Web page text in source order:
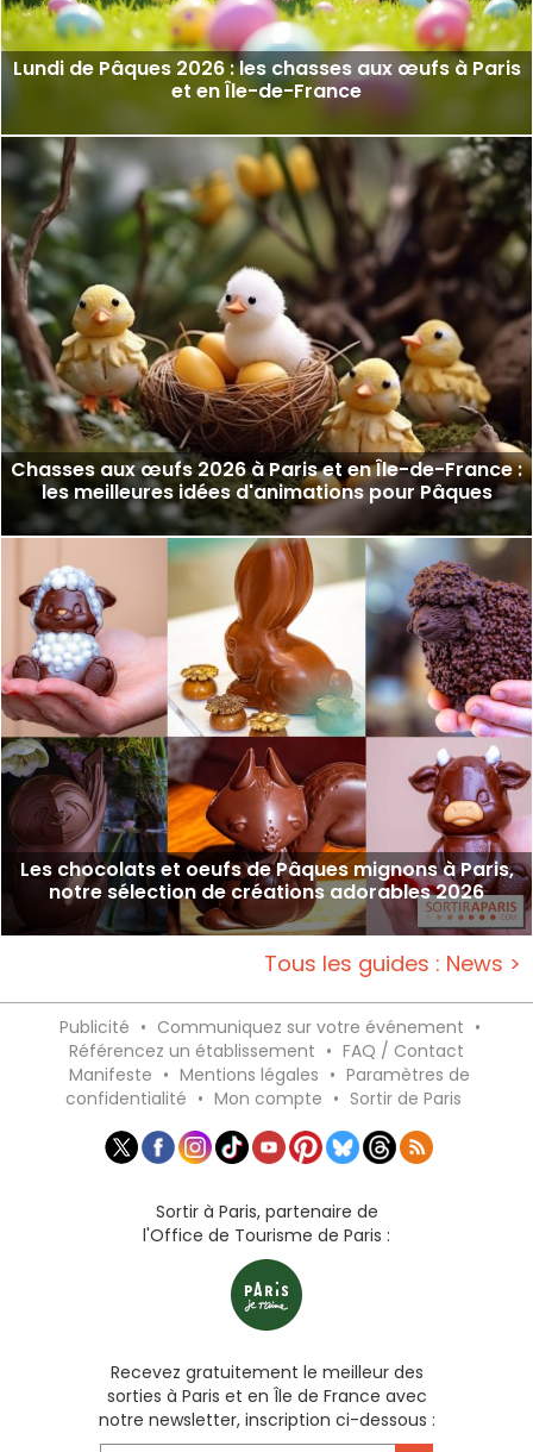
Lundi de Pâques 2026 : les chasses aux œufs à Paris
et en Île-de-France
Chasses aux œufs 2026 à Paris et en Île-de-France :
les meilleures idées d'animations pour Pâques
Les chocolats et oeufs de Pâques mignons à Paris,
notre sélection de créations adorables 2026
Tous les guides : News >
Publicité • Communiquez sur votre événement •
Référencez un établissement • FAQ / Contact
Manifeste • Mentions légales • Paramètres de
confidentialité • Mon compte • Sortir de Paris
Sortir à Paris, partenaire de
l'Office de Tourisme de Paris :
Recevez gratuitement le meilleur des
sorties à Paris et en Île de France avec
notre newsletter, inscription ci-dessous :